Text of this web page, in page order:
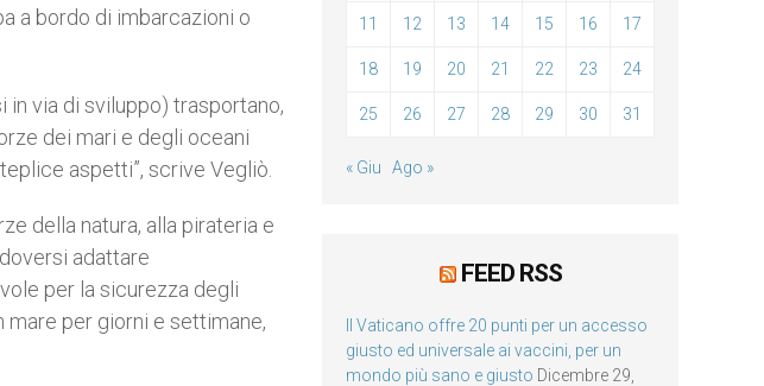
a bordo di imbarcazioni o
in via di sviluppo) trasportano,
dei mari e degli oceani
aspetti”, scrive Vegliò.
della natura, alla pirateria e
adattare
per la sicurezza degli
per giorni e settimane,
11 12 13 14 15 16 17
18 19 20 21 22 23 24
25 26 27 28 29 30 31
« Giu Ago »
FEED RSS
Il Vaticano offre 20 punti per un accesso
giusto ed universale ai vaccini, per un
mondo più sano e giusto Dicembre 29,